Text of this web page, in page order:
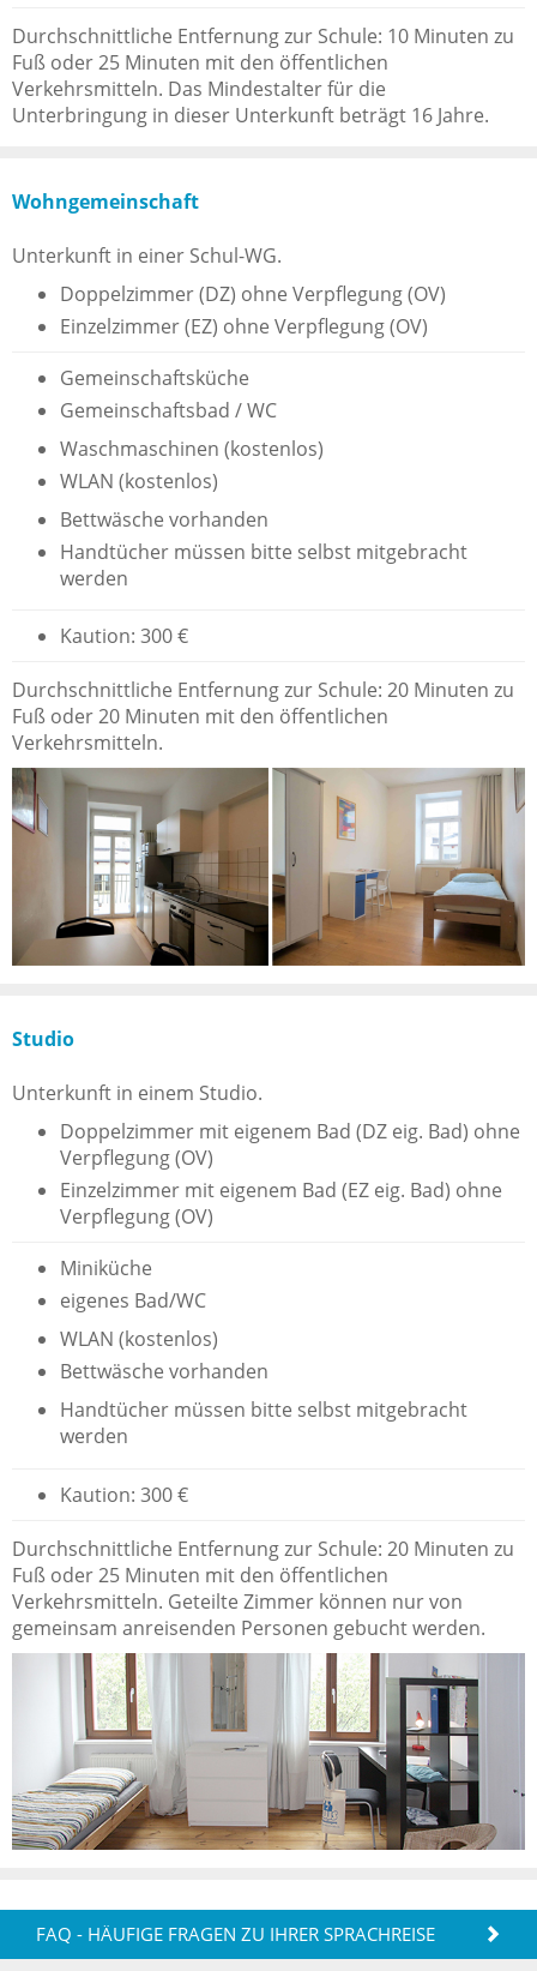
Durchschnittliche Entfernung zur Schule: 10 Minuten zu
Fuß oder 25 Minuten mit den öffentlichen
Verkehrsmitteln. Das Mindestalter für die
Unterbringung in dieser Unterkunft beträgt 16 Jahre.
Wohngemeinschaft
Unterkunft in einer Schul-WG.
Doppelzimmer (DZ) ohne Verpflegung (OV)
Einzelzimmer (EZ) ohne Verpflegung (OV)
Gemeinschaftsküche
Gemeinschaftsbad / WC
Waschmaschinen (kostenlos)
WLAN (kostenlos)
Bettwäsche vorhanden
Handtücher müssen bitte selbst mitgebracht
werden
Kaution: 300 €
Durchschnittliche Entfernung zur Schule: 20 Minuten zu
Fuß oder 20 Minuten mit den öffentlichen
Verkehrsmitteln.
Studio
Unterkunft in einem Studio.
Doppelzimmer mit eigenem Bad (DZ eig. Bad) ohne
Verpflegung (OV)
Einzelzimmer mit eigenem Bad (EZ eig. Bad) ohne
Verpflegung (OV)
Miniküche
eigenes Bad/WC
WLAN (kostenlos)
Bettwäsche vorhanden
Handtücher müssen bitte selbst mitgebracht
werden
Kaution: 300 €
Durchschnittliche Entfernung zur Schule: 20 Minuten zu
Fuß oder 25 Minuten mit den öffentlichen
Verkehrsmitteln. Geteilte Zimmer können nur von
gemeinsam anreisenden Personen gebucht werden.
FAQ - HÄUFIGE FRAGEN ZU IHRER SPRACHREISE